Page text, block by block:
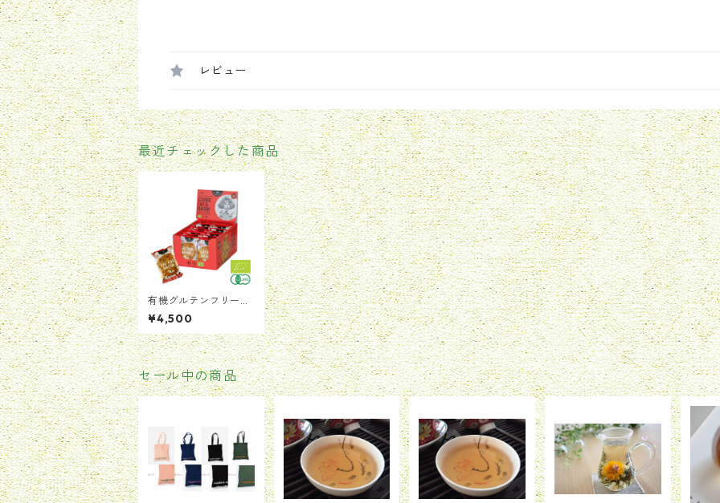
レビュー
最近チェックした商品
有機グルテンフリーク
ッキー オーツ麦・レー
ズン 1箱（20個入）
【賞味期限：2026年9
月2日】
¥4,500
セール中の商品